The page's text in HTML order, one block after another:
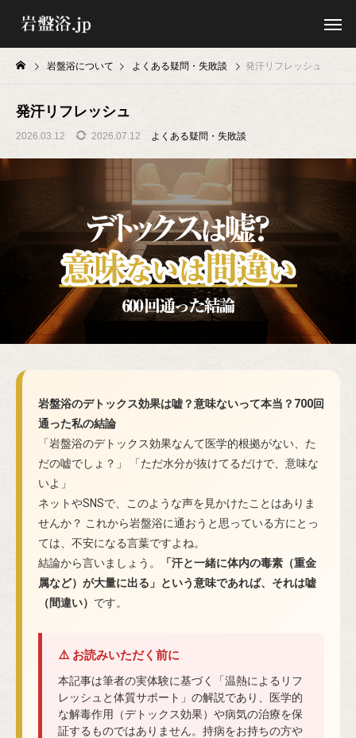
岩盤浴について よくある疑問・失敗談 発汗リフレッシュ
発汗リフレッシュ
2026.03.12 2026.07.12 よくある疑問・失敗談
岩盤浴のデトックス効果は嘘？意味ないって本当？700回
通った私の結論
「岩盤浴のデトックス効果なんて医学的根拠がない、た
だの嘘でしょ？」
「ただ水分が抜けてるだけで、意味な
いよ」
ネットやSNSで、このような声を見かけたことはありま
せんか？ これから岩盤浴に通おうと思っている方にとっ
ては、不安になる言葉ですよね。
結論から言いましょう。
「汗と一緒に体内の毒素（重金
属など）が大量に出る」という意味であれば、それは嘘
（間違い） です。
⚠️ お読みいただく前に
本記事は筆者の実体験に基づく「温熱によるリフ
レッシュと体質サポート」の解説であり、医学的
な解毒作用（デトックス効果）や病気の治療を保
証するものではありません。持病をお持ちの方や